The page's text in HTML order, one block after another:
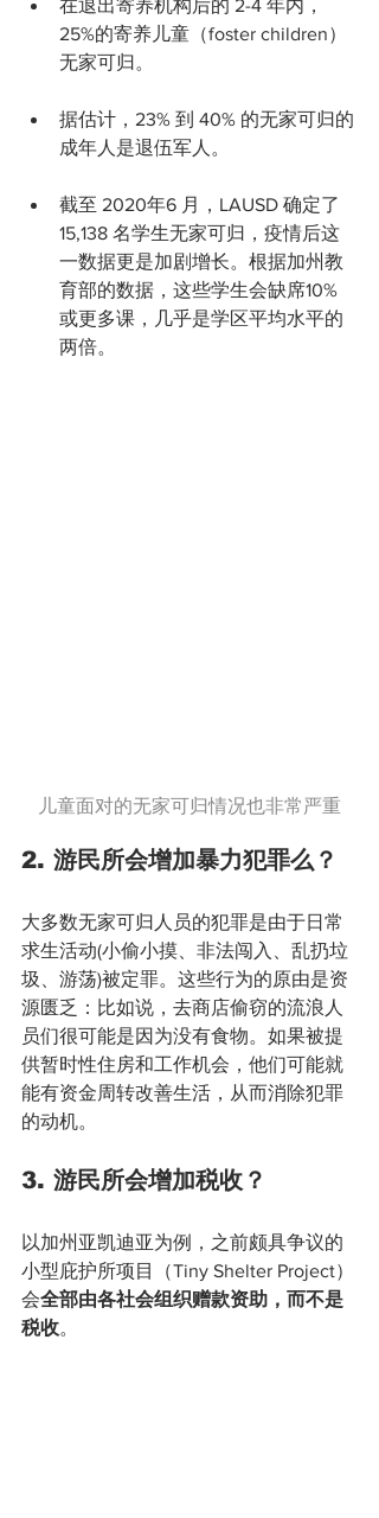
在退出寄养机构后的 2-4 年内，
25%的寄养儿童（foster children）
无家可归。
据估计，23% 到 40% 的无家可归的
成年人是退伍军人。
截至 2020年6 月，LAUSD 确定了
15,138 名学生无家可归，疫情后这
一数据更是加剧增长。根据加州教
育部的数据，这些学生会缺席10%
或更多课，几乎是学区平均水平的
两倍。
儿童面对的无家可归情况也非常严重
2. 游民所会增加暴力犯罪么？
大多数无家可归人员的犯罪是由于日常
求生活动(小偷小摸、非法闯入、乱扔垃
圾、游荡)被定罪。这些行为的原由是资
源匮乏：比如说，去商店偷窃的流浪人
员们很可能是因为没有⻝物。如果被提
供暂时性住房和工作机会，他们可能就
能有资金周转改善生活，从而消除犯罪
的动机。
3. 游民所会增加税收？
以加州亚凯迪亚为例，之前颇具争议的
小型庇护所项目（Tiny Shelter Project）
会全部由各社会组织赠款资助，而不是
税收。